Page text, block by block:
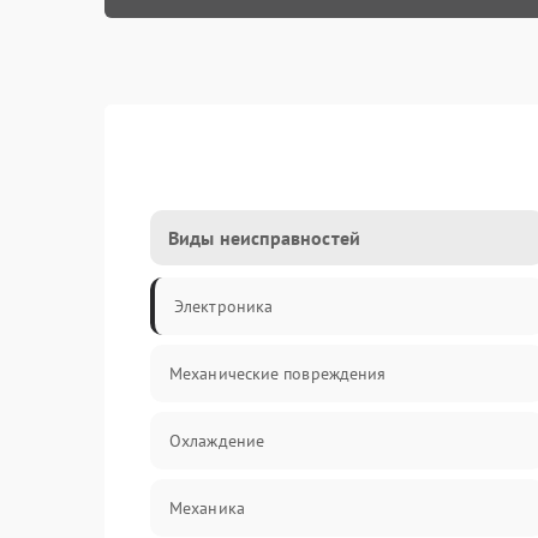
Виды неисправностей
Электроника
Механические повреждения
Охлаждение
Механика